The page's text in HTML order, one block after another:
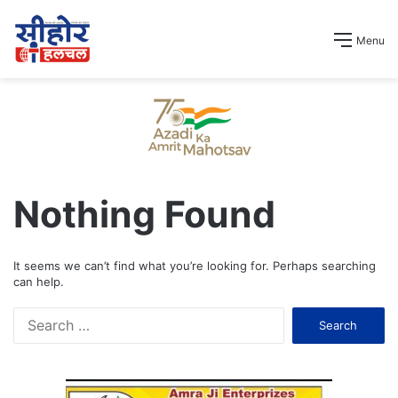
Menu
Nothing Found
It seems we can’t find what you’re looking for. Perhaps searching
can help.
c